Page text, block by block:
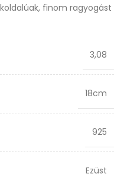
finom ragyogást
3,08
18cm
925
Ezüst